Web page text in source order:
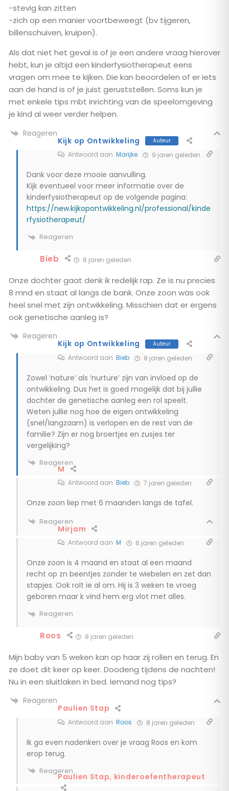
-stevig kan zitten
-zich op een manier voortbeweegt (bv tijgeren,
billenschuiven, kruipen).
Als dat niet het geval is of je een andere vraag hierover
hebt, kun je altijd een kinderfysiotherapeut eens
vragen om mee te kijken. Die kan beoordelen of er iets
aan de hand is of je juist geruststellen. Soms kun je
met enkele tips mbt inrichting van de speelomgeving
je kind al weer verder helpen.
Reageren
Kijk op Ontwikkeling Auteur
Antwoord aan Marijke 9 jaren geleden
Dank voor deze mooie aanvulling.
Kijk eventueel voor meer informatie over de
kinderfysiotherapeut op de volgende pagina:
https://new.kijkopontwikkeling.nl/professional/kinde
rfysiotherapeut/
Reageren
Bieb 8 jaren geleden
Onze dochter gaat denk ik redelijk rap. Ze is nu precies
8 mnd en staat al langs de bank. Onze zoon was ook
heel snel met zijn ontwikkeling. Misschien dat er ergens
ook genetische aanleg is?
Reageren
Kijk op Ontwikkeling Auteur
Antwoord aan Bieb 8 jaren geleden
Zowel ‘nature’ als ‘nurture’ zijn van invloed op de
ontwikkeling. Dus het is goed mogelijk dat bij jullie
dochter de genetische aanleg een rol speelt.
Weten jullie nog hoe de eigen ontwikkeling
(snel/langzaam) is verlopen en de rest van de
familie? Zijn er nog broertjes en zusjes ter
vergelijking?
Reageren
M
Antwoord aan Bieb 7 jaren geleden
Onze zoon liep met 6 maanden langs de tafel.
Reageren
Mirjam
Antwoord aan M 6 jaren geleden
Onze zoon is 4 maand en staat al een maand
recht op zn beentjes zonder te wiebelen en zet dan
stapjes. Ook rolt ie al om. Hij is 3 weken te vroeg
geboren maar k vind hem erg vlot met alles.
Reageren
Roos 8 jaren geleden
Mijn baby van 5 weken kan op haar zij rollen en terug. En
ze doet dit keer op keer. Doodeng tijdens de nachten!
Nu in een sluitlaken in bed. Iemand nog tips?
Reageren
Paulien Stap
Antwoord aan Roos 8 jaren geleden
Ik ga even nadenken over je vraag Roos en kom
erop terug.
Reageren
Paulien Stap, kinderoefentherapeut